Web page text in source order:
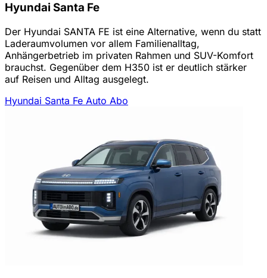
Hyundai Santa Fe
Der Hyundai SANTA FE ist eine Alternative, wenn du statt
Laderaumvolumen vor allem Familienalltag,
Anhängerbetrieb im privaten Rahmen und SUV-Komfort
brauchst. Gegenüber dem H350 ist er deutlich stärker
auf Reisen und Alltag ausgelegt.
Hyundai Santa Fe Auto Abo